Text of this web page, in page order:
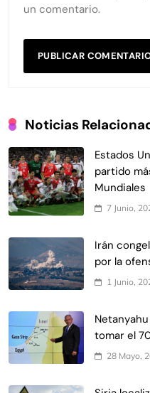
un comentario.
Noticias
Estados
partido
Mundiales
7 Junio,
Irán
por la
1 Junio,
tomar el
28 Mayo,